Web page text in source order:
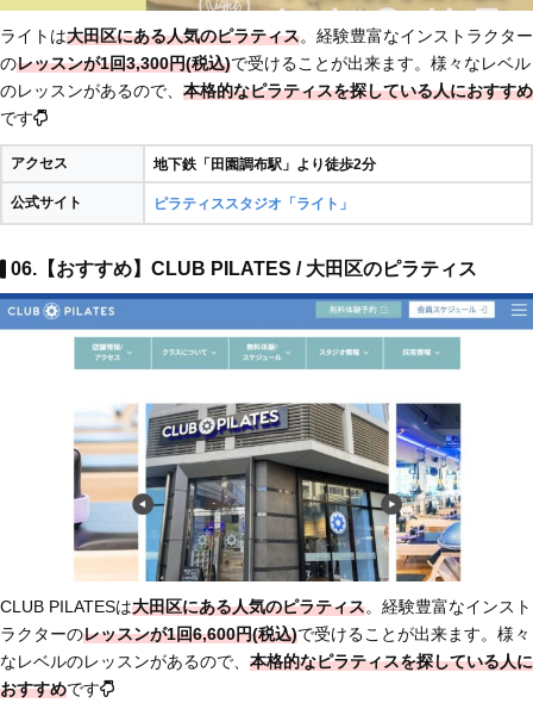
ライトは大田区にある人気のピラティス。経験豊富なインストラクター
のレッスンが1回3,300円(税込)で受けることが出来ます。様々なレベル
のレッスンがあるので、 本格的なピラティスを探している人におすすめ
です
アクセス 地下鉄「田園調布駅」より徒歩2分
公式サイト ピラティススタジオ「ライト」
06.【おすすめ】CLUB PILATES / 大田区のピラティス
CLUB PILATESは大田区にある人気のピラティス。経験豊富なインスト
ラクターのレッスンが1回6,600円(税込)で受けることが出来ます。様々
なレベルのレッスンがあるので、 本格的なピラティスを探している人に
おすすめです